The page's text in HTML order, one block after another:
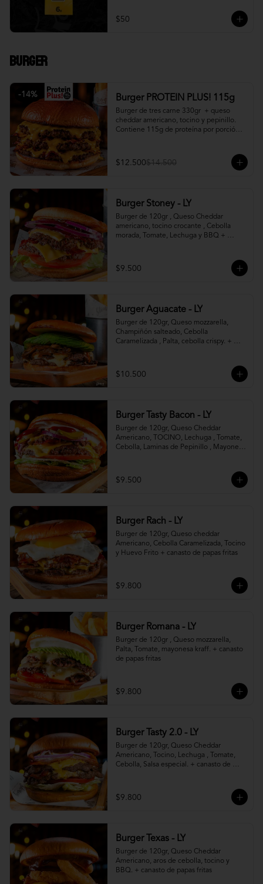
$50
Burger
-14% Burger PROTEIN PLUS! 115g
Burger de tres carne 330gr  + queso
cheddar americano, tocino y pepinillo.
Contiene 115g de proteína por porción.
$12.500$14.500
Burger Stoney - LY
Burger de 120gr , Queso Cheddar
americano, tocino crocante , Cebolla
morada, Tomate, Lechuga y BBQ +
$9.500
Burger Aguacate - LY
Burger de 120gr, Queso mozzarella,
Champiñón salteado, Cebolla
Caramelizada , Palta, cebolla crispy. +
$10.500
Burger Tasty Bacon - LY
Burger de 120gr, Queso Cheddar
Americano, TOCINO, Lechuga , Tomate,
Cebolla, Laminas de Pepinillo , Mayonesa
$9.500
Burger Rach - LY
Burger de 120gr, Queso cheddar
Americano, Cebolla Caramelizada, Tocino
y Huevo Frito + canasto de papas fritas
$9.800
Burger Romana - LY
Burger de 120gr , Queso mozzarella,
Palta, Tomate, mayonesa kraff. + canasto
de papas fritas
$9.800
Burger Tasty 2.0 - LY
Burger de 120gr, Queso Cheddar
Americano, Tocino, Lechuga , Tomate,
Cebolla, Salsa especial. + canasto de
$9.800
Burger Texas - LY
Burger de 120gr, Queso Cheddar
Americano, aros de cebolla, tocino y
BBQ. + canasto de papas fritas